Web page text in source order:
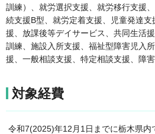
訓練）、就労選択支援、就労移行支援
続支援B型、就労定着支援、児童発達
援、放課後等デイサービス、共同生活
訓練、施設入所支援、福祉型障害児入
援、一般相談支援、特定相談支援、障
対象経費
令和7(2025)年12月1日までに栃木県内